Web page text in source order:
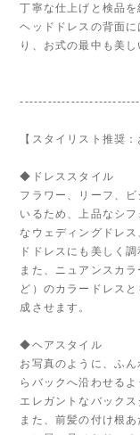
丁寧な仕上げと検品を
ヘッドドレスの背面
り、お式の最中も美
【スタイリスト推奨
◆ドレススタイル
フラワー、リーフ、
いるため、上品なシ
なウェディングドレ
ドドレスにも美しく調
また、ニュアンスカ
ど）のカラードレス
成させます。
◆ヘアスタイル
お写真のように、ふ
らバックへ沿わせる
エレガントなバックス
また、前髪の付け根